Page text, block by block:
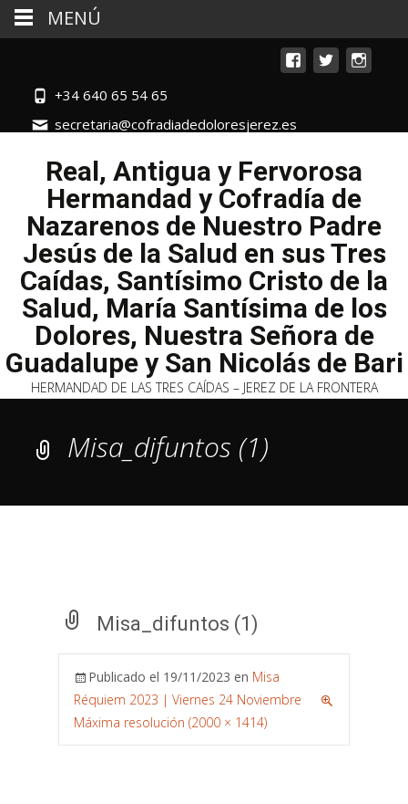
+34 640 65 54 65
secretaria@cofradiadedoloresjerez.es
Real, Antigua y Fervorosa
Hermandad y Cofradía de
Nazarenos de Nuestro Padre
Jesús de la Salud en sus Tres
Caídas, Santísimo Cristo de la
Salud, María Santísima de los
Dolores, Nuestra Señora de
Guadalupe y San Nicolás de Bari
HERMANDAD DE LAS TRES CAÍDAS – JEREZ DE LA FRONTERA
Misa_difuntos (1)
Misa_difuntos (1)
Publicado el 19/11/2023 en Misa
Réquiem 2023 | Viernes 24 Noviembre
Máxima resolución (2000 × 1414)
MENÚ